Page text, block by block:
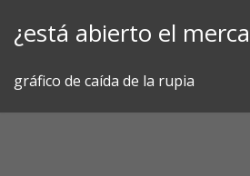
¿está abierto el
gráfico de caída de la rupia